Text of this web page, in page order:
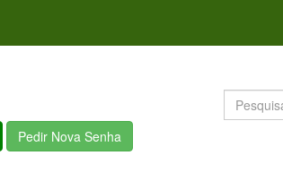
Pedir Nova Senha